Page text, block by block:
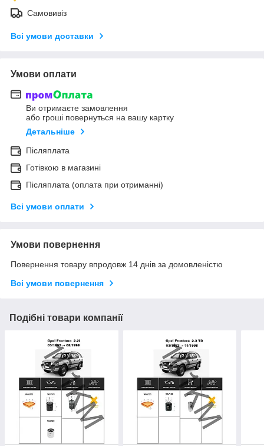
Самовивіз
Всі умови доставки
Умови оплати
Ви отримаєте замовлення
або гроші повернуться на вашу картку
Детальніше
Післяплата
Готівкою в магазині
Післяплата (оплата при отриманні)
Всі умови оплати
Умови повернення
Повернення товару впродовж 14 днів за домовленістю
Всі умови повернення
Подібні товари компанії